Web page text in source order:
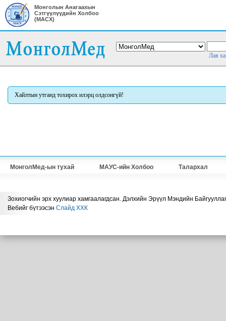
Монголын Анагаахын
Сэтгүүлүүдийн Холбоо
(МАСХ)
Лав
Хайлтын утганд тохирох илэрц олдсонгүй!
МонголМед-ын тухай МАУС-ийн Холбоо Талархал
Зохиогчийн эрх хуулиар хамгаалагдсан. Дэлхийн Эрүүл Мэндийн
Вебийг бүтээсэн Слайд ХХК